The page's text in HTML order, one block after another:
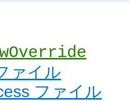
ァイル
ファイル